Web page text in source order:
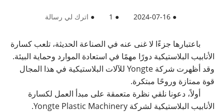
●
2024-07-16
●
1
● اترك لي رسالة
باعتبارها جزءًا لا غنى عنه في الصناعة الحديثة، تلعب كسارة
الأنابيب البلاستيكية دورًا مهمًا في استعادة الموارد وحماية البيئة.
وقد أظهرت شركة Yongte للآلات البلاستيكية في هذا المجال
قوة ممتازة وروحًا مبتكرة.
أولاً، دعونا نلقي نظرة متعمقة على مبدأ العمل لكسارة
الأنابيب البلاستيكية لشركة Yongte Plastic Machinery.